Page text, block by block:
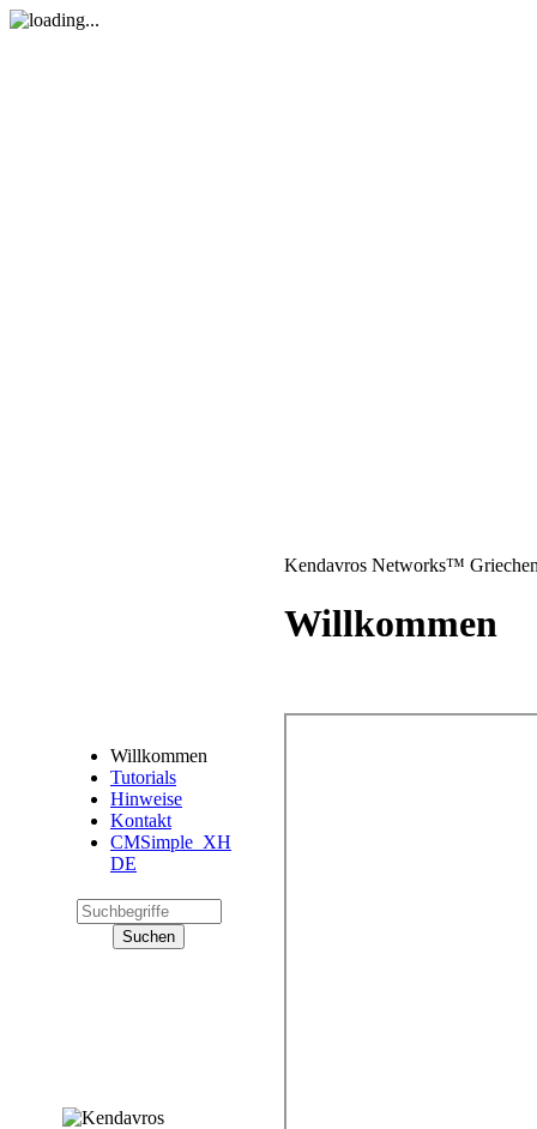
Willkommen
Tutorials
Hinweise
Kontakt
CMSimple_XH
DE
Kendavros Networks™
Willkommen